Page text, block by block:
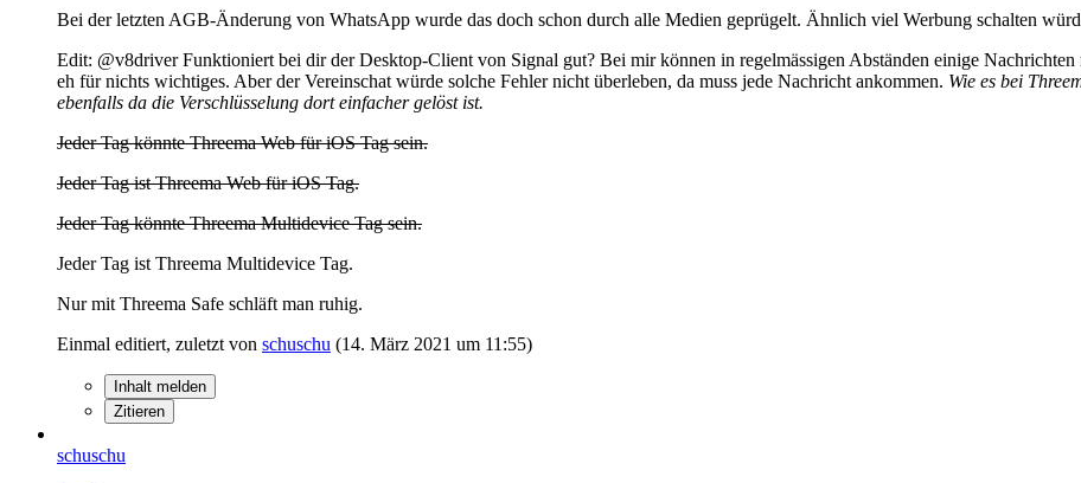
Bei der letzten AGB-Änderung von WhatsApp wurde das doch schon durch alle Medien geprügelt. Ähnlich viel Werbung schalten
Edit: @v8driver Funktioniert bei dir der Desktop-Client von Signal gut? Bei mir können in regelmässigen Abständen einige
eh für nichts wichtiges. Aber der Vereinschat würde solche Fehler nicht überleben, da muss jede Nachricht ankommen. Wie es bei
ebenfalls da die Verschlüsselung dort einfacher gelöst ist.
Jeder Tag könnte Threema Web für iOS Tag sein.
Jeder Tag ist Threema Web für iOS Tag.
Jeder Tag könnte Threema Multidevice Tag sein.
Jeder Tag ist Threema Multidevice Tag.
Nur mit Threema Safe schläft man ruhig.
Einmal editiert, zuletzt von schuschu (14. März 2021 um 11:55)
Inhalt melden
Zitieren
schuschu